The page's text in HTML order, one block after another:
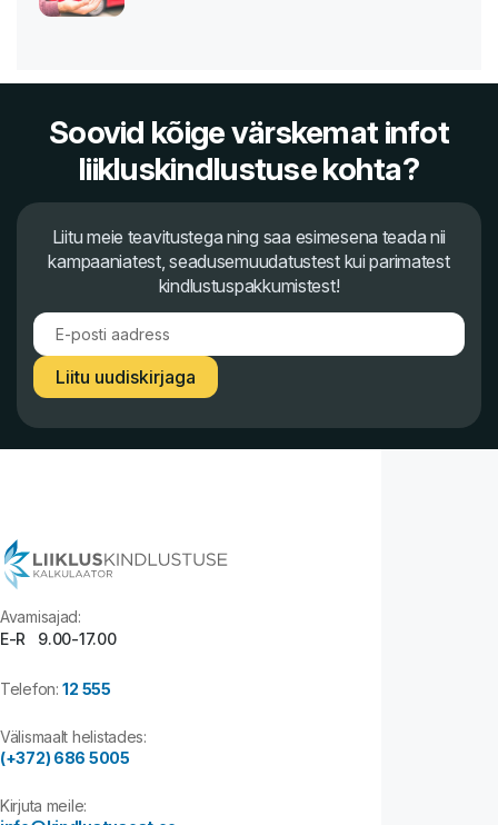
Soovid kõige värskemat infot
liikluskindlustuse kohta?
Liitu meie teavitustega ning saa esimesena teada nii
kampaaniatest, seadusemuudatustest kui parimatest
kindlustuspakkumistest!
Liitu uudiskirjaga
Avamisajad:
E-R 9.00-17.00
Telefon:12 555
Välismaalt helistades:
(+372) 686 5005
Kirjuta meile: